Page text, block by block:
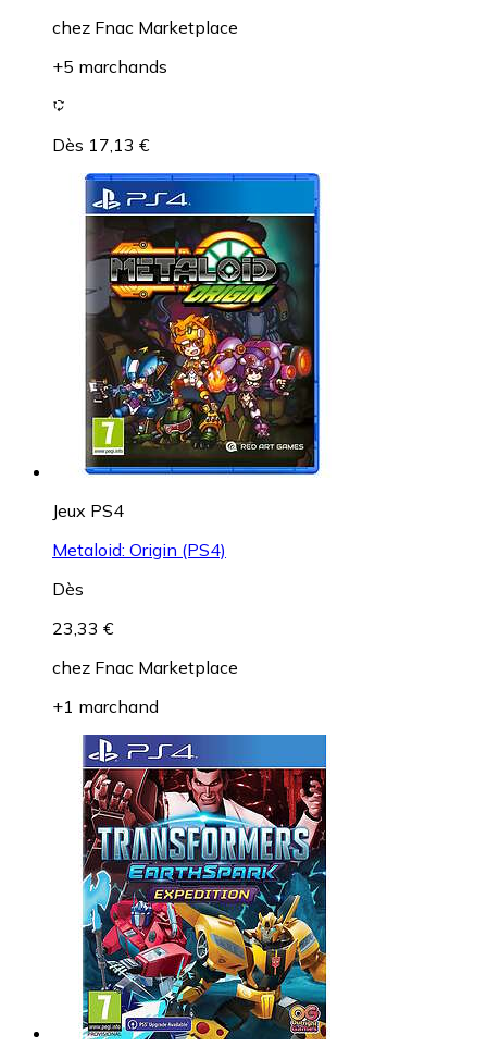
chez Fnac Marketplace
+5 marchands
Dès 17,13 €
Jeux PS4
Metaloid: Origin (PS4)
Dès
23,33 €
chez Fnac Marketplace
+1 marchand